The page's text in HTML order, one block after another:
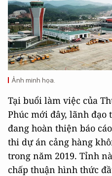
Ảnh minh họa.
Tại buổi làm việc của
Phúc mới đây, lãnh đạo
đang hoàn thiện báo
thi dự án cảng hàng
trong năm 2019. Tỉnh
chấp thuận hình thức